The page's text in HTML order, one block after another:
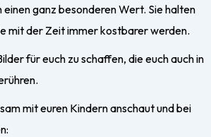
einen ganz besonderen Wert. Sie halten
mit der Zeit immer kostbarer werden.
für euch zu schaffen, die euch auch in
mit euren Kindern anschaut und bei